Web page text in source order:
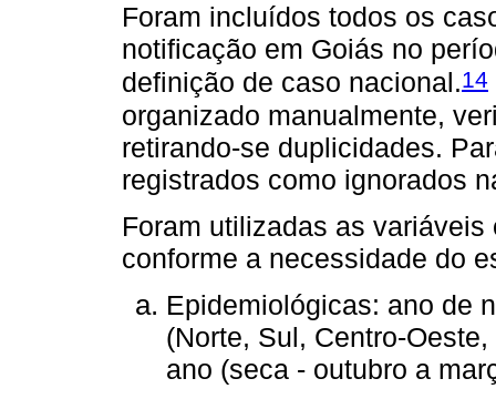
Foram incluídos todos os
notificação em Goiás no
definição de caso nacional.14
organizado manualmente,
retirando-se duplicidades.
registrados como ignorados
Foram utilizadas as
conforme a necessidade do
Epidemiológicas: ano de
(Norte, Sul, Centro-
ano (seca - outubro a